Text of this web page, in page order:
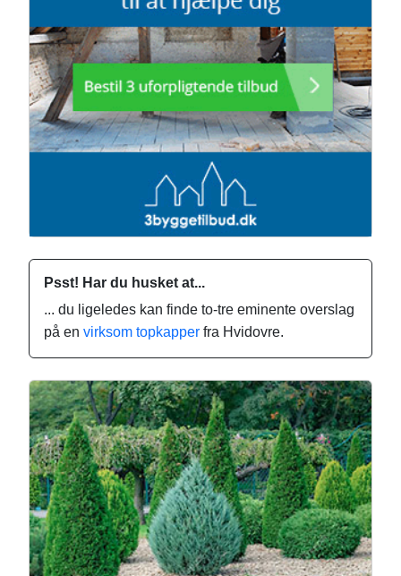
Psst! Har du husket at...
... du ligeledes kan finde to-tre eminente overslag
på en virksom topkapper fra Hvidovre.